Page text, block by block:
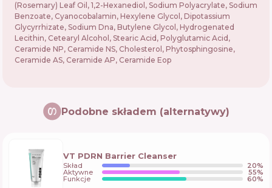
(Rosemary) Leaf Oil, 1,2-Hexanediol, Sodium Polyacrylate, Sodium
Benzoate, Cyanocobalamin, Hexylene Glycol, Dipotassium
Glycyrrhizate, Sodium Dna, Butylene Glycol, Hydrogenated
Lecithin, Cetearyl Alcohol, Stearic Acid, Polyglutamic Acid,
Ceramide NP, Ceramide NS, Cholesterol, Phytosphingosine,
Ceramide AS, Ceramide AP, Ceramide Eop
Podobne składem (alternatywy)
VT PDRN Barrier Cleanser
Skład 20%
Aktywne 55%
Funkcje 60%